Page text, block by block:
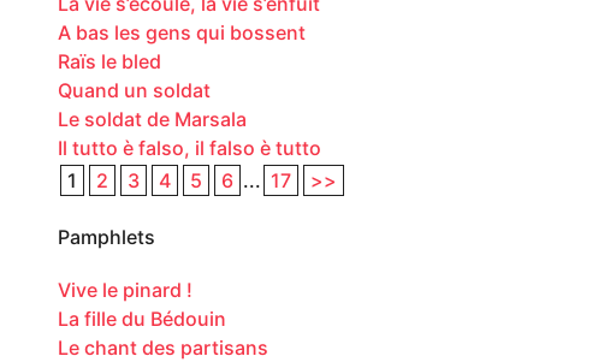
A bas les gens qui bossent
Raïs le bled
Quand un soldat
Le soldat de Marsala
Il tutto è falso, il falso è tutto
1
2 3 4 5 6 ... 17 >>
Pamphlets
Vive le pinard !
La fille du Bédouin
Le chant des partisans